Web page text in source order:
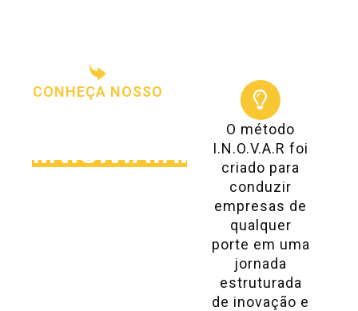
CONHEÇA NOSSO
I.N.O.V.A.R.
O método
I.N.O.V.A.R foi
criado para
conduzir
empresas de
qualquer
porte em uma
jornada
estruturada
de inovação e